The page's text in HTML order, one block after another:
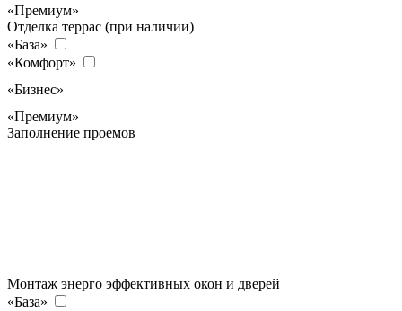
«Премиум»
Отделка террас (при наличии)
«База»
«Комфорт»
«Бизнес»
«Премиум»
Заполнение проемов
Монтаж энерго эффективных окон и дверей
«База»